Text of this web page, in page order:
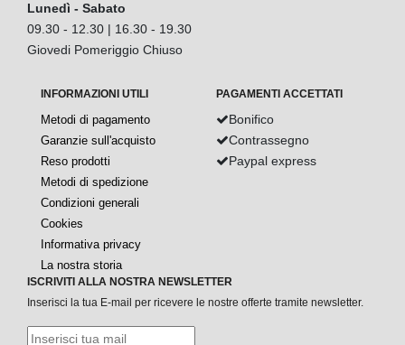
Lunedì - Sabato
09.30 - 12.30 | 16.30 - 19.30
Giovedi Pomeriggio Chiuso
INFORMAZIONI UTILI
Metodi di pagamento
Garanzie sull'acquisto
Reso prodotti
Metodi di spedizione
Condizioni generali
Cookies
Informativa privacy
La nostra storia
PAGAMENTI ACCETTATI
Bonifico
Contrassegno
Paypal express
ISCRIVITI ALLA NOSTRA NEWSLETTER
Inserisci la tua E-mail per ricevere le nostre offerte tramite newsletter.